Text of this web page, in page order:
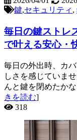
鍵,セキュリティ ,
毎日の鍵ストレ
で叶える安心・
毎日の外出時、カ
しさを感じていま
んと鍵を閉めたか
きを読む]
318